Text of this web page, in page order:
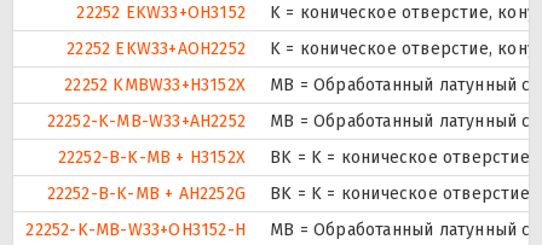
22252 EKW33+OH3152
K = коническое отверстие,
22252 EKW33+AOH2252
K = коническое отверстие,
22252 KMBW33+H3152X
MB = Обработанный латунный
22252-K-MB-W33+AH2252
MB = Обработанный латунный
22252-B-K-MB + H3152X
BK = K = коническое
22252-B-K-MB + AH2252G
BK = K = коническое
22252-K-MB-W33+OH3152-H
MB = Обработанный латунный